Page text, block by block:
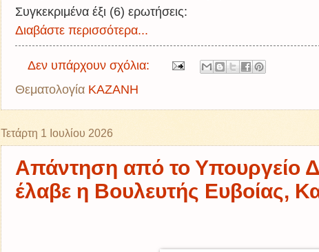
Συγκεκριμένα έξι (6) ερωτήσεις:
Διαβάστε περισσότερα...
Δεν υπάρχουν σχόλια:
Θεματολογία ΚΑΖΑΝΗ
Τετάρτη 1 Ιουλίου 2026
Απάντηση από το Υπουργείο
έλαβε η Βουλευτής Ευβοίας,